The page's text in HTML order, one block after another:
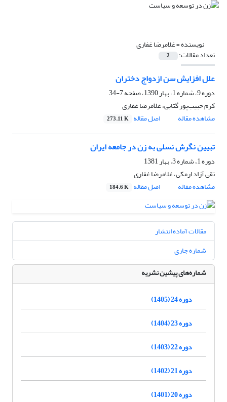
نویسنده =غلامرضا غفاری
تعداد مقالات: 2
علل افزایش سن ازدواج دختران
دوره 9، شماره 1، بهار 1390، صفحه
7-34
کرم حبیب‌پور گتابی، غلامرضا غفاری
مشاهده مقاله
اصل مقاله 273.11 K
تبیین نگرش نسلی به زن در جامعه ایران
دوره 1، شماره 3، بهار 1381
تقی آزاد ارمکی، غلامرضا غفاری
مشاهده مقاله
اصل مقاله 184.6 K
مقالات آماده انتشار
شماره جاری
شماره‌های پیشین نشریه
دوره 24 (1405)
دوره 23 (1404)
دوره 22 (1403)
دوره 21 (1402)
دوره 20 (1401)